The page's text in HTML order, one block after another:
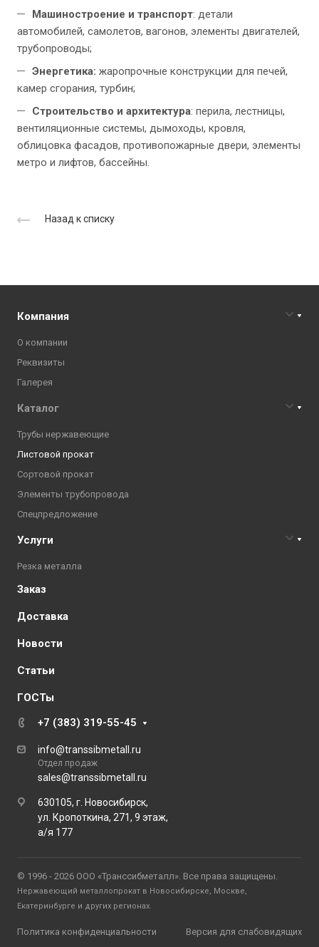
Машиностроение и транспорт: детали
автомобилей, самолетов, вагонов, элементы двигателей,
трубопроводы;
Энергетика: жаропрочные конструкции для печей,
камер сгорания, турбин;
Строительство и архитектура: перила, лестницы,
вентиляционные системы, дымоходы, кровля,
облицовка фасадов, противопожарные двери, элементы
метро и лифтов, бассейны.
Назад к списку
Компания
О компании
Реквизиты
Галерея
Каталог
Трубы нержавеющие
Листовой прокат
Сортовой прокат
Элементы трубопровода
Спецпредложение
Услуги
Резка металла
Заказ
Доставка
Новости
Статьи
ГОСТы
+7 (383) 319-55-45
info@transsibmetall.ru
Отдел продаж
sales@transsibmetall.ru
630105, г. Новосибирск,
ул. Кропоткина, 271, 9 этаж,
а/я 177
© 1996 - 2026 ООО «Транссибметалл». Все права защищены.
Нержавеющий металлопрокат в Новосибирске, Москве,
Екатеринбурге и других регионах.
Политика конфиденциальности Версия для слабовидящих